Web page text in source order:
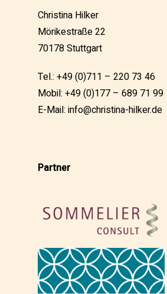
Christina Hilker
Mörikestraße 22
70178 Stuttgart
Tel.: +49 (0)711 – 220 73 46
Mobil: +49 (0)177 – 689 71 99
E-Mail: info@christina-hilker.de
Partner